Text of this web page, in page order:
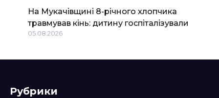
На Мукачівщині 8-річного хлопчика
травмував кінь: дитину госпіталізували
05.08.2026
Рубрики